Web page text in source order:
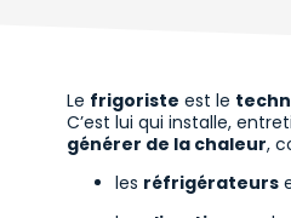
Le frigoriste est le
C’est lui qui installe,
générer de la chaleur,
les réfrigérateurs